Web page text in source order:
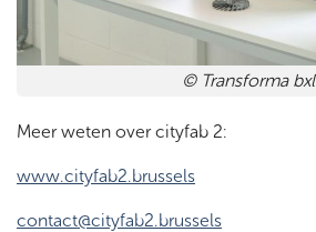
© Transforma bxl
Meer weten over cityfab 2:
www.cityfab2.brussels
contact@cityfab2.brussels